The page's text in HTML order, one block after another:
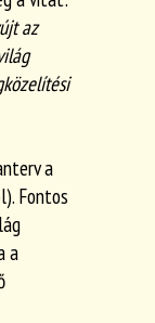
az
a
Fontos
a